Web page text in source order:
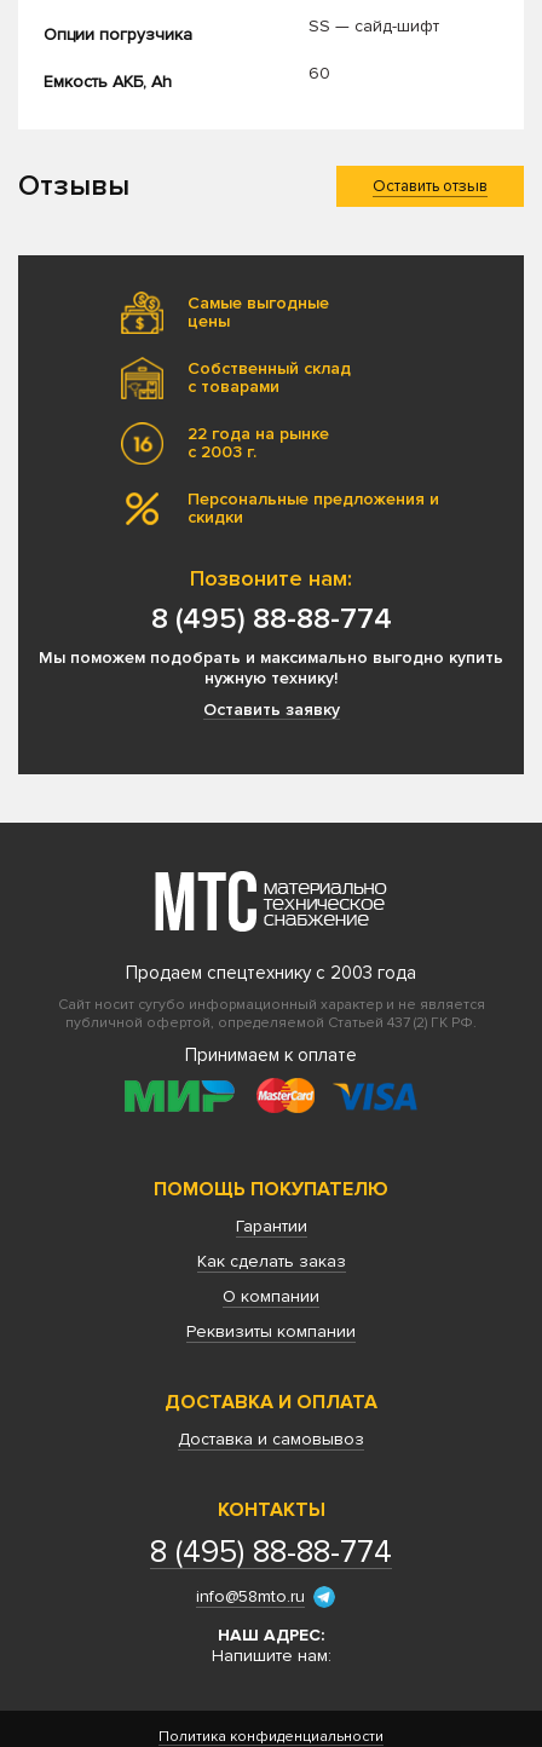
Опции погрузчика SS — сайд-шифт
Емкость АКБ, Ah 60
Отзывы Оставить отзыв
Самые выгодные
цены
Собственный склад
с товарами
22 года на рынке
с 2003 г.
Персональные предложения и
скидки
Позвоните нам:
8 (495) 88-88-774
Мы поможем подобрать и максимально выгодно купить
нужную технику!
Оставить заявку
Продаем спецтехнику с 2003 года
Сайт носит сугубо информационный характер и не является
публичной офертой, определяемой Статьей 437 (2) ГК РФ.
Принимаем к оплате
ПОМОЩЬ ПОКУПАТЕЛЮ
Гарантии
Как сделать заказ
О компании
Реквизиты компании
ДОСТАВКА И ОПЛАТА
Доставка и самовывоз
КОНТАКТЫ
8 (495) 88-88-774
info@58mto.ru
НАШ АДРЕС:
Напишите нам:
Политика конфиденциальности